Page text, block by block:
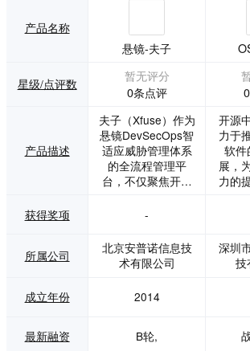
产品名称
悬镜-夫子
星级/点评数
暂无评分
0条点评
产品描述
夫子（Xfuse）作为
悬镜DevSecOps智
适应威胁管理体系
的全流程管理平
台，不仅聚焦开发
当下软件应用漏洞
管理中普遍存在的
漏洞发现能力孤
环、开发流程难管
题。它的核心定位
开源
力于
软件
展，
力的
码分
作翻
博客
者
开源
获得奖项 -
所属公司
北京安普诺信息技
术有限公司
深圳
技
成立年份 2014
最新融资 B轮,